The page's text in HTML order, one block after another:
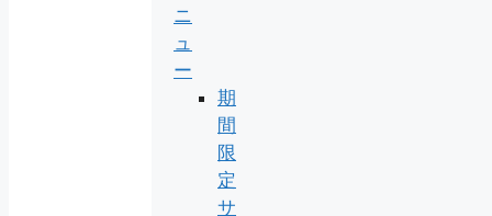
ニ
ュ
ー
期
間
限
定
サ